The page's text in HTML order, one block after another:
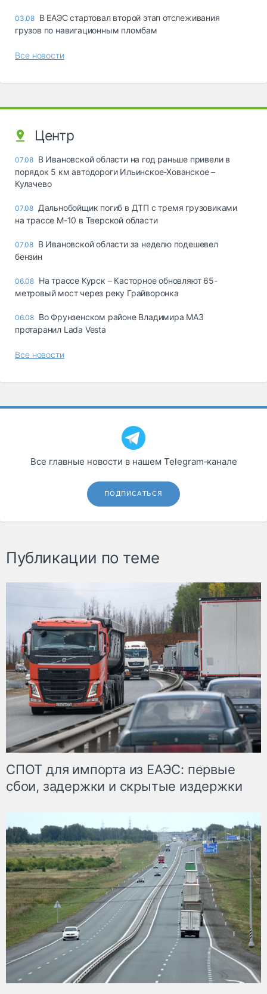
03.08 В ЕАЭС стартовал второй этап отслеживания
грузов по навигационным пломбам
Все новости
Центр
07.08 В Ивановской области на год раньше привели в
порядок 5 км автодороги Ильинское-Хованское –
Кулачево
07.08 Дальнобойщик погиб в ДТП с тремя грузовиками
на трассе М-10 в Тверской области
07.08 В Ивановской области за неделю подешевел
бензин
06.08 На трассе Курск – Касторное обновляют 65-
метровый мост через реку Грайворонка
06.08 Во Фрунзенском районе Владимира МАЗ
протаранил Lada Vesta
Все новости
Все главные новости в нашем Telegram‑канале
ПОДПИСАТЬСЯ
Публикации по теме
СПОТ для импорта из ЕАЭС: первые
сбои, задержки и скрытые издержки